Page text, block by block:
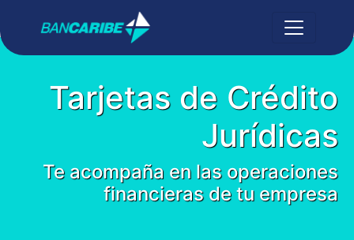
Tarjetas de Crédito
Jurídicas
Te acompaña en las operaciones
financieras de tu empresa